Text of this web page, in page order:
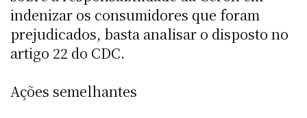
indenizar os consumidores que foram
prejudicados, basta analisar o disposto no
artigo 22 do CDC.
Ações semelhantes